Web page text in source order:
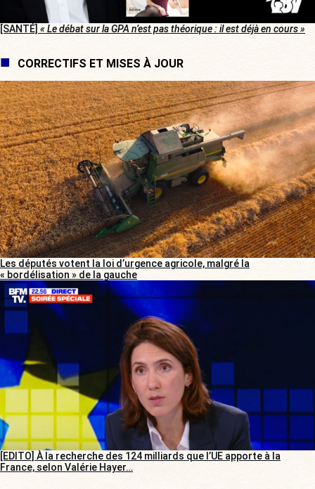
[SANTÉ] « Le débat sur la GPA n’est pas théorique : il est déjà en cours »
CORRECTIFS ET MISES À JOUR
Les députés votent la loi d’urgence agricole, malgré la
« bordélisation » de la gauche
[EDITO] À la recherche des 124 milliards que l’UE apporte à la
France, selon Valérie Hayer…